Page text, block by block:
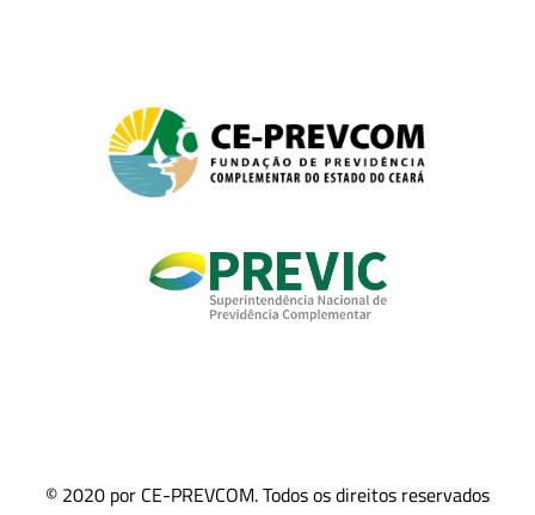
© 2020 por CE-PREVCOM. Todos os direitos reservados